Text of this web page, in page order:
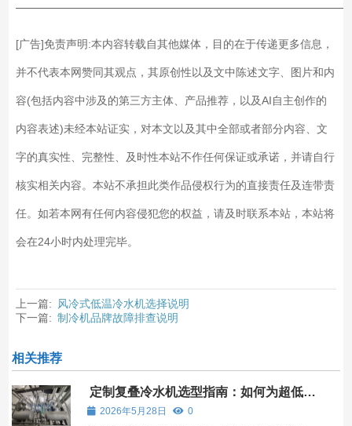
[广告]免责声明:本内容转载自其他媒体，目的在于传递更多信息，
并不代表本网赞同其观点，其原创性以及文中陈述文字、图片和内
容(包括内容中涉及的第三方主体、产品推荐，以及AI自主创作的
内容表述)未经本站证实，对本文以及其中全部或者部分内容、文
字的真实性、完整性、及时性本站不作任何保证或承诺，并请自行
核实相关内容。本站不承担此类作品侵权行为的直接责任及连带责
任。如若本网有任何内容侵犯您的权益，请及时联系本站，本站将
会在24小时内处理完毕。
上一篇:
风冷式低温冷水机选择说明
下一篇: 制冷机品牌故障排查说明
相关推荐
定制复叠冷水机选型指南：如何为超低温
工况匹配可靠冷源
2026年5月28日
0